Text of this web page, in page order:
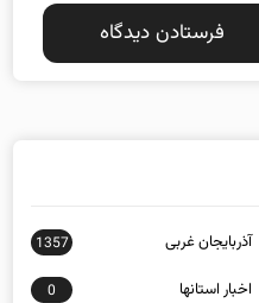
آذربایجان غربی 1357
اخبار استانها 0